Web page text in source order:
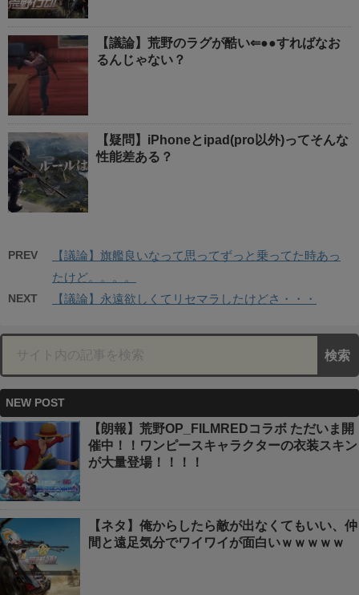
【議論】荒野のラグが酷い⇐●●すればなお
るんじゃない？
【疑問】iPhoneとipad(pro以外)ってそんな
性能差ある？
PREV
【議論】旗艦良いなって思ってずっと乗ってた時あっ
たけど。。。。
NEXT 【議論】永遠欲しくてリセマラしたけどさ・・・
NEW POST
【朗報】荒野OP_FILMREDコラボ ただいま開
催中！！ワンピースキャラクターの衣装スキン
が大量登場！！！！
【ネタ】俺からしたら敵が出なくてもいい、仲
間と遠足気分でワイワイが面白いｗｗｗｗｗ